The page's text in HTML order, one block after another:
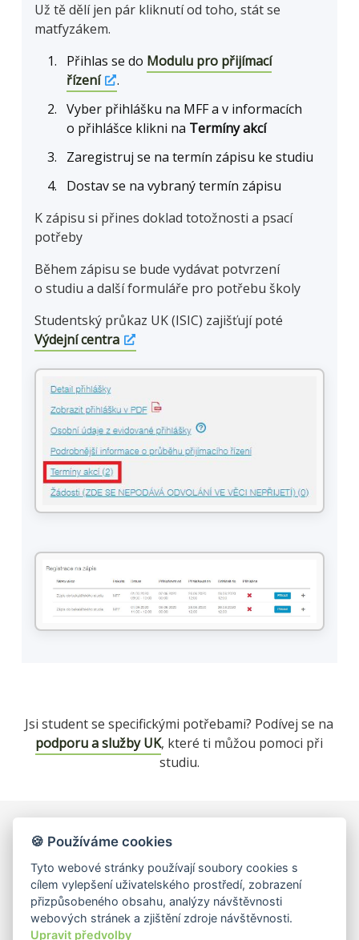
Už tě dělí jen pár kliknutí od toho, stát se
matfyzákem.
Přihlas se do Modulu pro přijímací
řízení
.
Vyber přihlášku na MFF a v informacích
o přihlášce klikni na Termíny akcí
Zaregistruj se na termín zápisu ke studiu
Dostav se na vybraný termín zápisu
K zápisu si přines doklad totožnosti a psací
potřeby
Během zápisu se bude vydávat potvrzení
o studiu a další formuláře pro potřebu školy
Studentský průkaz UK (ISIC) zajišťují poté
Výdejní centra
Jsi student se specifickými potřebami? Podívej se na
podporu a služby UK, které ti můžou pomoci při
studiu.
Univerzita Karlova, Matematicko-fyzikální fakulta,
Informatická sekce
Malostranské náměstí 25, 118 00 Praha 1
IČ: 00216208, DIČ: CZ00216208
Matfyz.cz |Matfyz Alumni |MatfyzPress
🍪 Používáme cookies
Tyto webové stránky používají soubory cookies s
cílem vylepšení uživatelského prostředí, zobrazení
přizpůsobeného obsahu, analýzy návštěvnosti
webových stránek a zjištění zdroje návštěvnosti.
Upravit předvolby